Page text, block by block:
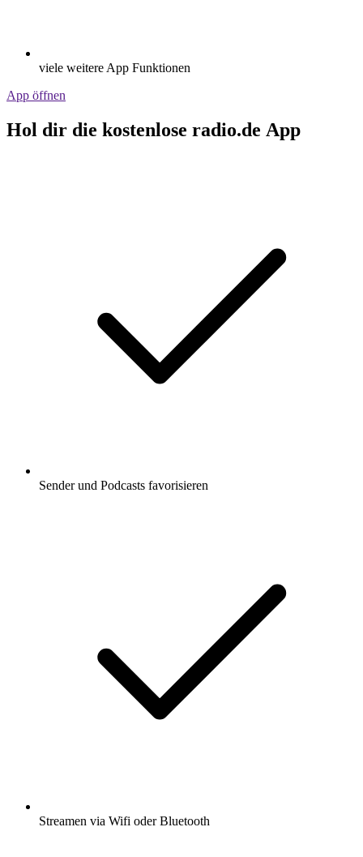
viele weitere App Funktionen
App öffnen
Hol dir die kostenlose radio.de App
Sender und Podcasts favorisieren
Streamen via Wifi oder Bluetooth